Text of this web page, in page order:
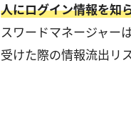
人にログイン情報を知
スワードマネージャー
受けた際の情報流出リ